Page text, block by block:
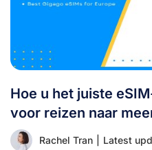
Hoe u het juiste
voor reizen naar
Rachel Tran Latest